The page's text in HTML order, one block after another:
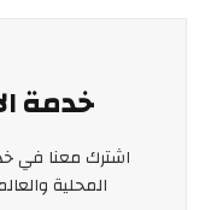
خدمة
اشترك معنا في
المحلية